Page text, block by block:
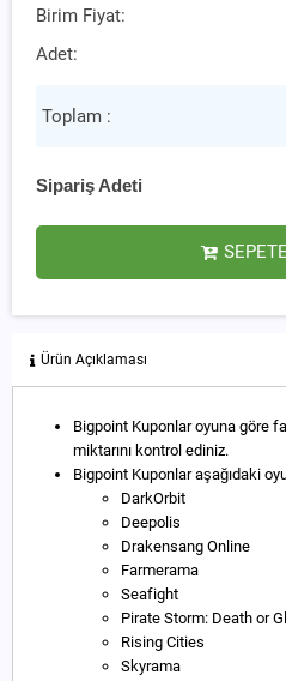
Birim Fiyat:
Adet:
Toplam :
Sipariş Adeti
Ürün Açıklaması
Bigpoint Kuponlar oyuna göre
miktarını kontrol ediniz.
Bigpoint Kuponlar aşağıdaki
DarkOrbit
Deepolis
Drakensang Online
Farmerama
Seafight
Pirate Storm: Death or
Rising Cities
Skyrama